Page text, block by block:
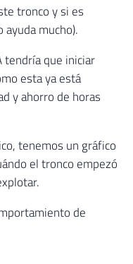
tronco y si es
mucho).
tendría que iniciar
esta ya está
y ahorro de horas
tenemos un gráfico
el tronco empezó
de